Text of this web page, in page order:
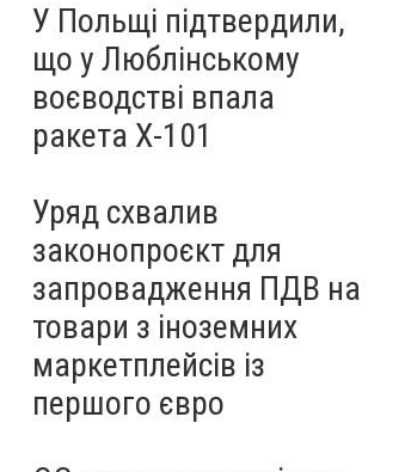
У Польщі підтвердили,
що у Люблінському
воєводстві впала
ракета Х-101
Уряд схвалив
законопроєкт для
запровадження ПДВ на
товари з іноземних
маркетплейсів із
першого євро